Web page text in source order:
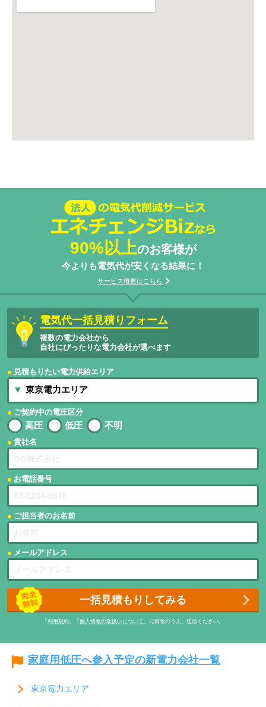
法人の電気代削減サービスエネチェン
ジBizなら
90%以上のお客様が
今よりも電気代が安くなる結果に！
サービス概要はこちら
電気代一括見積りフォーム
複数の電力会社から
自社にぴったりな電力会社が選べます
見積もりたい電力供給エリア
ご契約中の電圧区分
高圧 低圧 不明
貴社名
お電話番号
ご担当者のお名前
メールアドレス
一括見積もりしてみる
「 利用規約 」「 個人情報の取扱いについて 」に同意のうえ、送信ください。
家庭用低圧へ参入予定の新電力会社一覧
東京電力エリア